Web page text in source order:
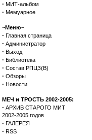
· МИТ-альбом
· Мемуарное
~Меню~
· Главная страница
· Администратор
· Выход
· Библиотека
· Состав РПЦЗ(В)
· Обзоры
· Новости
МЕЧ и ТРОСТЬ 2002-2005:
· АРХИВ СТАРОГО МИТ
2002-2005 годов
· ГАЛЕРЕЯ
· RSS